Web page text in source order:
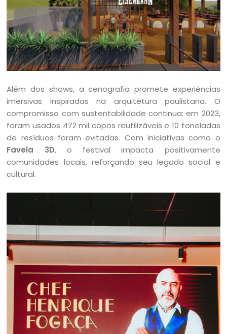
Além dos shows, a cenografia promete experiências
imersivas inspiradas na arquitetura paulistana. O
compromisso com sustentabilidade continua: em 2023,
foram usados 472 mil copos reutilizáveis e 10 toneladas
de resíduos foram evitadas. Com iniciativas como o
Favela 3D, o festival impacta positivamente
comunidades locais, reforçando seu legado social e
cultural.